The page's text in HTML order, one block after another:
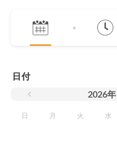
日付
2026年
日 月 火 水